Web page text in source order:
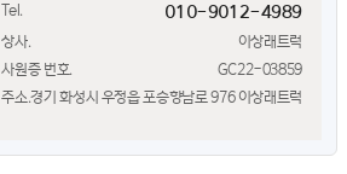
Tel. 010-9012-4989
상사.
이상래트럭
사원증 번호.
GC22-03859
주소.경기 화성시 우정읍 포승향남로 976 이상래트럭